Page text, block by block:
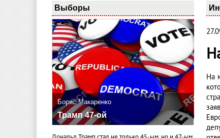
Выборы
Борис Макаренко
Трамп 47-ой
На